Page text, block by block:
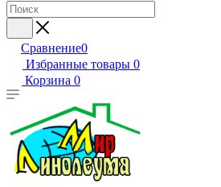
Сравнение0
Избранные товары 0
Корзина 0